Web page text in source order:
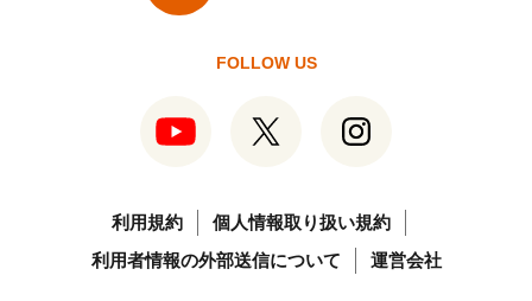
FOLLOW US
利用規約
個人情報取り扱い規約
利用者情報の外部送信について
運営会社